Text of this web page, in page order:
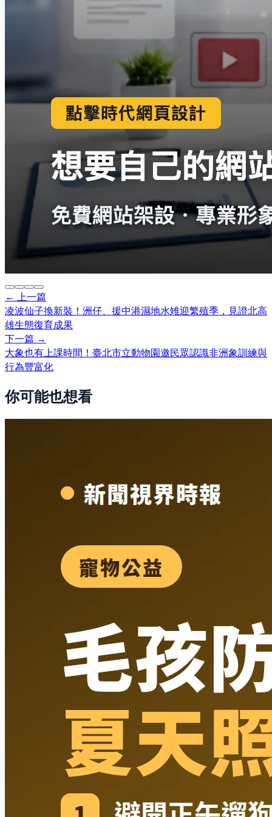
← 上一篇
凌波仙子換新裝！洲仔、援中港濕地水雉迎繁殖季，見證北高
雄生態復育成果
下一篇 →
大象也有上課時間！臺北市立動物園邀民眾認識非洲象訓練與
行為豐富化
你可能也想看